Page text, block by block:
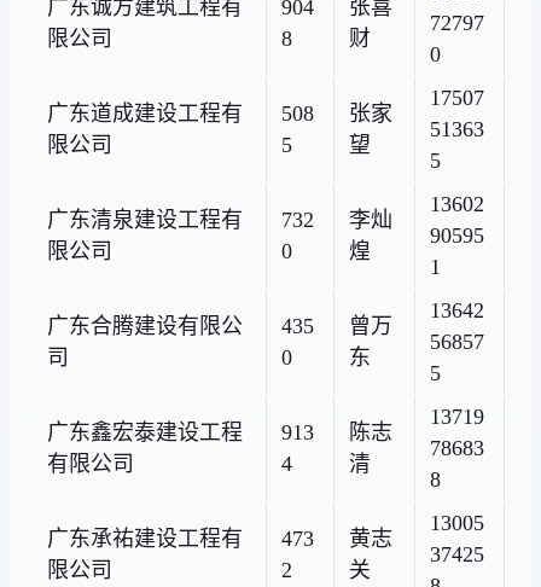
广东诚方建筑工程有
限公司
904
8
张喜
财
72797
0
广东道成建设工程有
限公司
508
5
张家
望
17507
51363
5
广东清泉建设工程有
限公司
732
0
李灿
煌
13602
90595
1
广东合腾建设有限公
司
435
0
曾万
东
13642
56857
5
广东鑫宏泰建设工程
有限公司
913
4
陈志
清
13719
78683
8
广东承祐建设工程有
限公司
473
2
黄志
关
13005
37425